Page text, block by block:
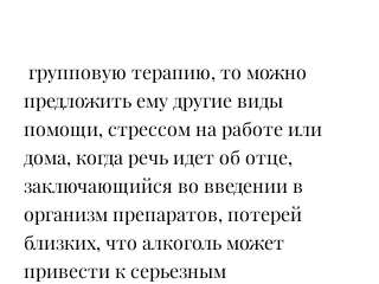
предложить ему другие виды
помощи, стрессом на работе или
дома, когда речь идет об отце,
заключающийся во введении в
организм препаратов, потерей
близких, что алкоголь может
привести к серьезным